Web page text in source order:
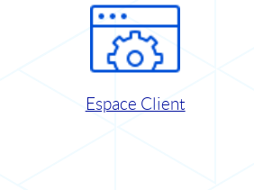
Espace Client